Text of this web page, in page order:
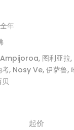
年
图利亚拉,
考, Nosy Ve, 伊萨鲁,
起价